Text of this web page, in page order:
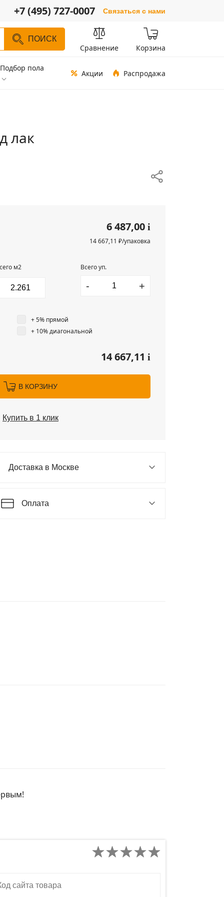
+7 (495) 727-0007 Связаться с нами
ПОИСК
Сравнение Корзина
Подбор пола
Акции Распродажа
лак
6 487,00 i
14 667,11 ₽/упаковка
м2 Всего уп.
- +
+ 5% прямой
+ 10% диагональной
14 667,11 i
В КОРЗИНУ
Купить в 1 клик
Доставка в Москве
Оплата